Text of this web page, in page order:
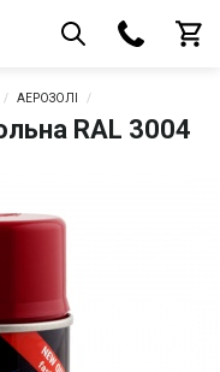
АЕРОЗОЛІ
RAL 3004